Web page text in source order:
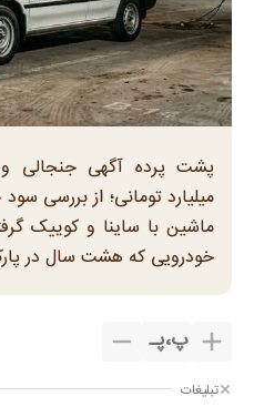
پشت پرده آگهی جنجالی و
میلیارد تومانی؛ از بررسی
ماشین با ساینا و کوییک
خودرویی که هشت سال در
پ،پـ
تبلیغات